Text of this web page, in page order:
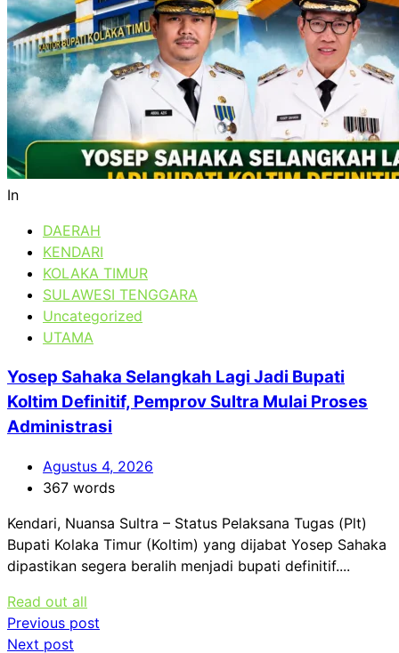
In
DAERAH
KENDARI
KOLAKA TIMUR
SULAWESI TENGGARA
Uncategorized
UTAMA
Yosep Sahaka Selangkah Lagi Jadi Bupati
Koltim Definitif, Pemprov Sultra Mulai Proses
Administrasi
Agustus 4, 2026
367 words
Kendari, Nuansa Sultra – Status Pelaksana Tugas (Plt)
Bupati Kolaka Timur (Koltim) yang dijabat Yosep Sahaka
dipastikan segera beralih menjadi bupati definitif....
Read out all
Navigasi
Previous post
Next post